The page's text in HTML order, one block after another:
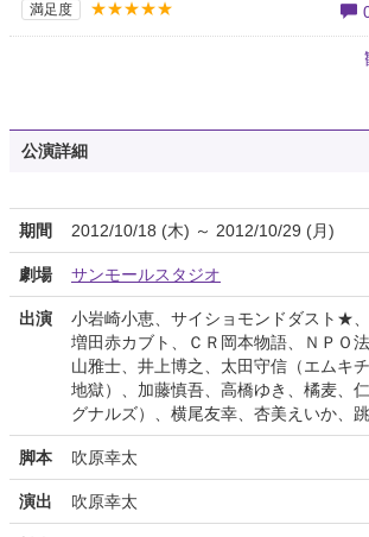
満足度 ★★★★★
公演詳細
期間 2012/10/18 (木) ～ 2012/10/29 (月)
劇場 サンモールスタジオ
出演
小岩崎小恵、サイショモンドダスト★、
増田赤カブト、ＣＲ岡本物語、ＮＰＯ
山雅士、井上博之、太田守信（エムキ
地獄）、加藤慎吾、高橋ゆき、橘麦、
グナルズ）、横尾友幸、杏美えいか、
脚本 吹原幸太
演出 吹原幸太